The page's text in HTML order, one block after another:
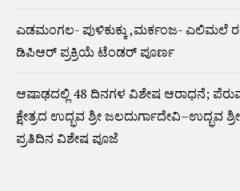
ಎಡಮಂಗಲ- ಪುಳಿಕುಕ್ಕು ,ಮರ್ಕಂಜ- ಎಲಿಮಲೆ
ಡಿಪಿಆರ್ ಪ್ರಕ್ರಿಯೆ ಟೆಂಡರ್ ಪೂರ್ಣ
ಆಷಾಢದಲ್ಲಿ 48 ದಿನಗಳ ವಿಶೇಷ ಆರಾಧನೆ;
ಕ್ಷೇತ್ರದ ಉದ್ಭವ ಶ್ರೀ ಜಲದುರ್ಗಾದೇವಿ–ಉದ್ಭವ
ಪ್ರತಿದಿನ ವಿಶೇಷ ಪೂಜೆ